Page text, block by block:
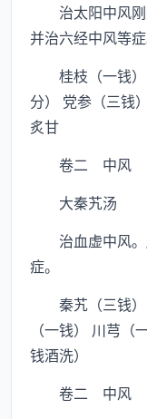
治太阳中风刚
并治六经中风等症
桂枝（一钱）
分） 党参（三钱
炙甘
卷二 中风
大秦艽汤
治血虚中风。
症。
秦艽（三钱）
（一钱） 川芎
钱酒洗）
卷二 中风